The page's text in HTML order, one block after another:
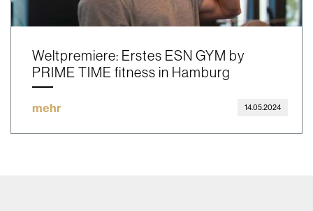
Weltpremiere: Erstes ESN GYM by
PRIME TIME fitness in Hamburg
mehr 14.05.2024